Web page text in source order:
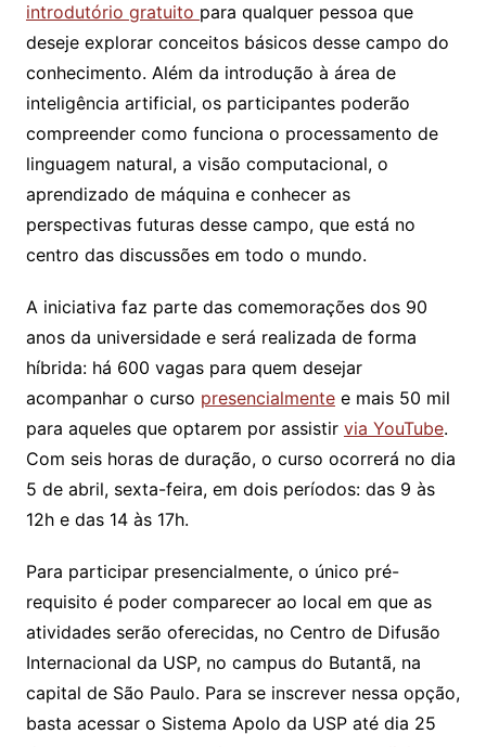
introdutório gratuito para qualquer pessoa que
deseje explorar conceitos básicos desse campo do
conhecimento. Além da introdução à área de
inteligência artificial, os participantes poderão
compreender como funciona o processamento de
linguagem natural, a visão computacional, o
aprendizado de máquina e conhecer as
perspectivas futuras desse campo, que está no
centro das discussões em todo o mundo.
A iniciativa faz parte das comemorações dos 90
anos da universidade e será realizada de forma
híbrida: há 600 vagas para quem desejar
acompanhar o curso presencialmentee mais 50 mil
para aqueles que optarem por assistir via YouTube.
Com seis horas de duração, o curso ocorrerá no dia
5 de abril, sexta-feira, em dois períodos: das 9 às
12h e das 14 às 17h.
Para participar presencialmente, o único pré-
requisito é poder comparecer ao local em que as
atividades serão oferecidas, no Centro de Difusão
Internacional da USP, no campus do Butantã, na
capital de São Paulo. Para se inscrever nessa opção,
basta acessar o Sistema Apolo da USP até dia 25